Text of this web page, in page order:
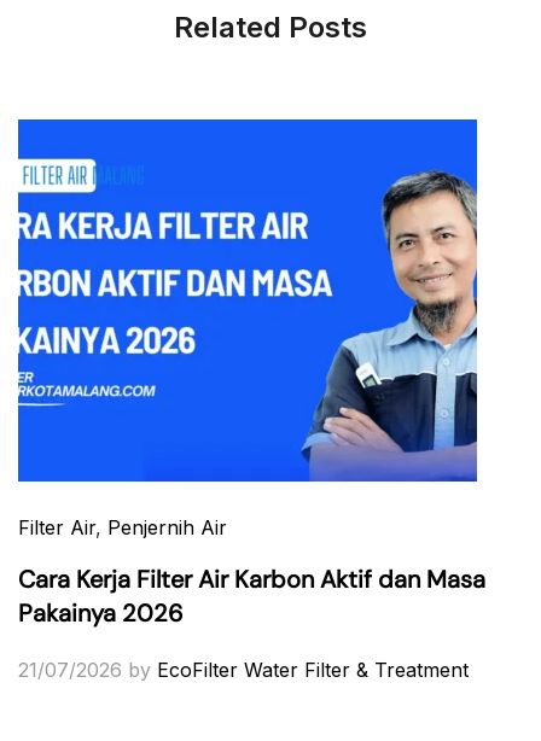
Related Posts
Filter Air, Penjernih Air
Cara Kerja Filter Air Karbon Aktif dan Masa
Pakainya 2026
21/07/2026 by EcoFilter Water Filter & Treatment